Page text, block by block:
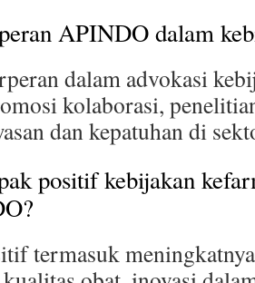
APINDO dalam
dalam advokasi
kolaborasi,
dan kepatuhan di
positif kebijakan
termasuk